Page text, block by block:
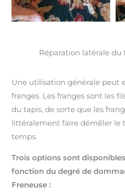
Réparation latérale du
Une utilisation générale peut
franges. Les franges sont les
du tapis, de sorte que les
littéralement faire démêler le
temps.
Trois options sont
fonction du degré de
Freneuse :